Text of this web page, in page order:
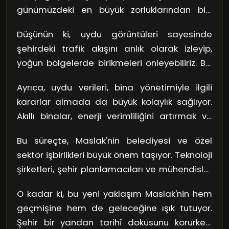
günümüzdeki en büyük zorluklarından biri,
altyapı ihtiyaçları. İşte burada uydu
teknolojileri devreye giriyor! Bu teknoloji,
şehirlerin yönetiminde devrim yaratma
potansiyeline sahip. Peki, Maslak bu devrimi
nasıl gerçekleştiriyor?
Düşünün ki, uydu görüntüleri sayesinde
şehirdeki trafik akışını anlık olarak izleyip,
yoğun bölgelerde birikmeleri önleyebiliriz. Bu,
daha güvenli bir ulaşım sağlamak için kritik bir
adım. Aynı şey yeşil alanların yönetimi için de
geçerli. Uydular, ağaçların sağlığını, parkların
durumunu takip edebilir. Böylece Maslak, hem
sürdürülebilir bir çevre hem de estetik açıdan
hoş bir şehir olma yolunda önemli bir adım
atmış olur.
Ayrıca, uydu verileri, bina yönetimiyle ilgili
kararlar almada da büyük kolaylık sağlıyor.
Akıllı binalar, enerji verimliliğini artırmak ve
verileri kullanabiliyor. Bu da hem ekonomik
hem de çevresel açıdan karlı bir durum
yaratıyor. Gerçekten de, uydu teknolojisi ile
donatılmış bir şehir, vatandaşlarına daha iyi
bir yaşam kalitesi sunma fırsatına sahip.
Bu süreçte, Maslak'nin belediyesi ve özel
sektör işbirlikleri büyük önem taşıyor. Teknoloji
şirketleri, şehir planlamacıları ve mühendisler
getirmek için projeler geliştiriyor. İnsanların
günlük yaşamlarını kolaylaştırırken, aynı
zamanda şehrin enerji yönetimini ve ulaşım
O kadar ki, bu yeni yaklaşım Maslak'nin hem
geçmişine hem de geleceğine ışık tutuyor.
Şehir bir yandan tarihî dokusunu korurken,